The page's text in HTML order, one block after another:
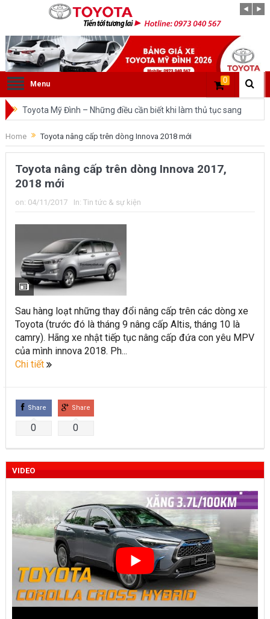
Menu 0
Toyota Mỹ Đình – Những điều cần biết khi làm thủ tục sang
tên ô tô trong cùng tỉnh.
So sánh Toyota Veloz Cross và Toyota Innova: Nên chọn xe
nào?
Đánh giá tổng quan về xe Toyota Veloz Cross 2022 HOT
Những dòng xe của Toyota đang chiếm lĩnh tại thị trường
Việt Nam?
Toyota Việt Nam chính thức ra mắt Toyota Fortuner 2022 và
Land cruiser 2022 phiên bản mới
Toyota Raize phân khúc SUV cỡ nhỏ mới hứa hẹn nhiều đột
phá
“Bật mí” những thay đổi của Toyota Land Cruiser 2021 vừa
Những dòng xe Toyota đang phổ biến nhất trên thị trường
khúc C – SUV?
Những thay đổi trên dòng xe Vios 2022
Home Toyota nâng cấp trên dòng Innova 2018 mới
Toyota nâng cấp trên dòng Innova 2017,
2018 mới
on: 04/11/2017 In: Tin tức & sự kiện
Sau hàng loạt những thay đổi nâng cấp trên các dòng xe
Toyota (trước đó là tháng 9 nâng cấp Altis, tháng 10 là
camry). Hãng xe nhật tiếp tục nâng cấp đứa con yêu MPV
của mình innova 2018. Ph...
Chi tiết
Share
0
Share
0
VIDEO